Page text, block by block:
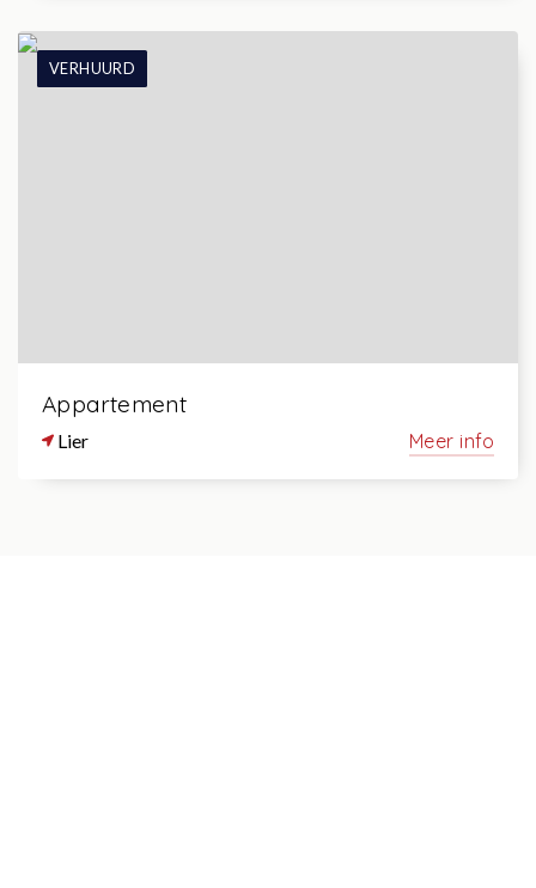
VERHUURD
Appartement
Lier Meer info